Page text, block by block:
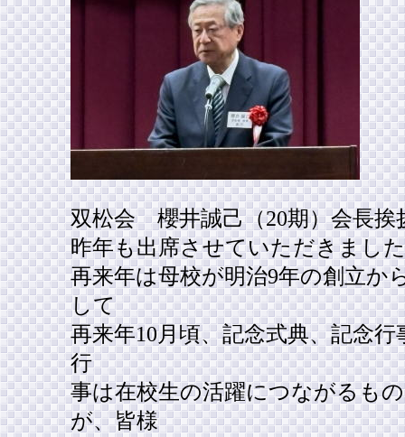
双松会 櫻井誠己（20期）会長
昨年も出席させていただきまし
再来年は母校が明治9年の創立か
して
再来年10月頃、記念式典、記念
行
事は在校生の活躍につながるも
が、皆様